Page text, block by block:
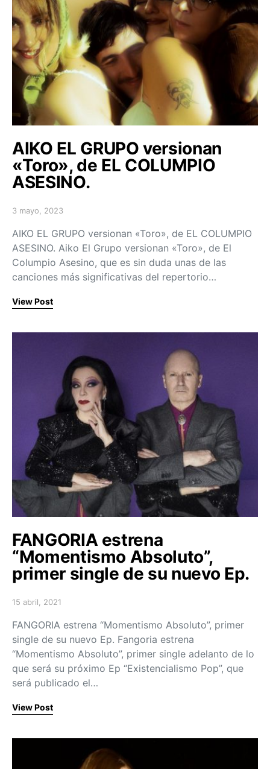
AIKO EL GRUPO versionan
«Toro», de EL COLUMPIO
ASESINO.
Posted on
3 mayo, 2023
AIKO EL GRUPO versionan «Toro», de EL COLUMPIO
ASESINO. Aiko El Grupo versionan «Toro», de El
Columpio Asesino, que es sin duda unas de las
canciones más significativas del repertorio…
View Post
FANGORIA estrena
“Momentismo Absoluto”,
primer single de su nuevo Ep.
Posted on
15 abril, 2021
FANGORIA estrena “Momentismo Absoluto”, primer
single de su nuevo Ep. Fangoria estrena
“Momentismo Absoluto”, primer single adelanto de lo
que será su próximo Ep “Existencialismo Pop”, que
será publicado el…
View Post